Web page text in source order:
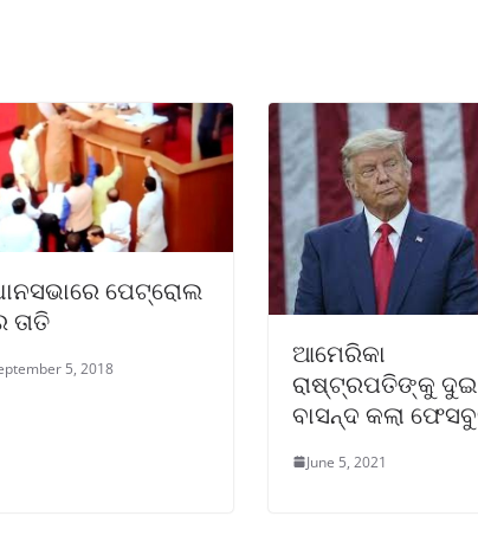
ପେଟ୍ରୋଲ
ତାତି
5, 2018
ଆମେରିକା
ରାଷ୍ଟ୍ରପତିଙ୍କୁ
ବାସନ୍ଦ କଲା
June 5, 2021